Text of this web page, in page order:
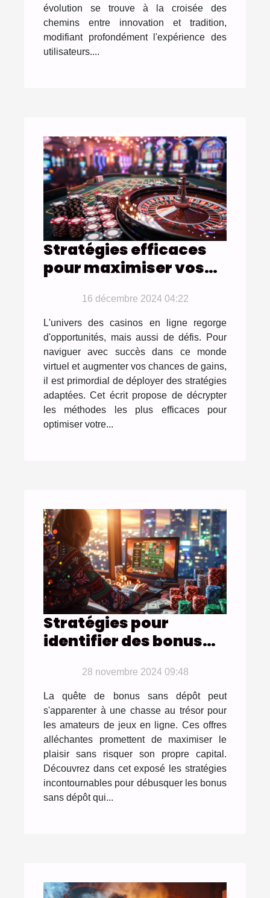
évolution se trouve à la croisée des
chemins entre innovation et tradition,
modifiant profondément l'expérience des
utilisateurs....
Stratégies efficaces
pour maximiser vos
casino en ligne
16 décembre 2024 04:22
L'univers des casinos en ligne regorge
d'opportunités, mais aussi de défis. Pour
naviguer avec succès dans ce monde
virtuel et augmenter vos chances de gains,
il est primordial de déployer des stratégies
adaptées. Cet écrit propose de décrypter
les méthodes les plus efficaces pour
optimiser votre...
Stratégies pour
identifier des bonus
véritablement
avantageux
28 novembre 2024 09:48
La quête de bonus sans dépôt peut
s'apparenter à une chasse au trésor pour
les amateurs de jeux en ligne. Ces offres
alléchantes promettent de maximiser le
plaisir sans risquer son propre capital.
Découvrez dans cet exposé les stratégies
incontournables pour débusquer les bonus
sans dépôt qui...